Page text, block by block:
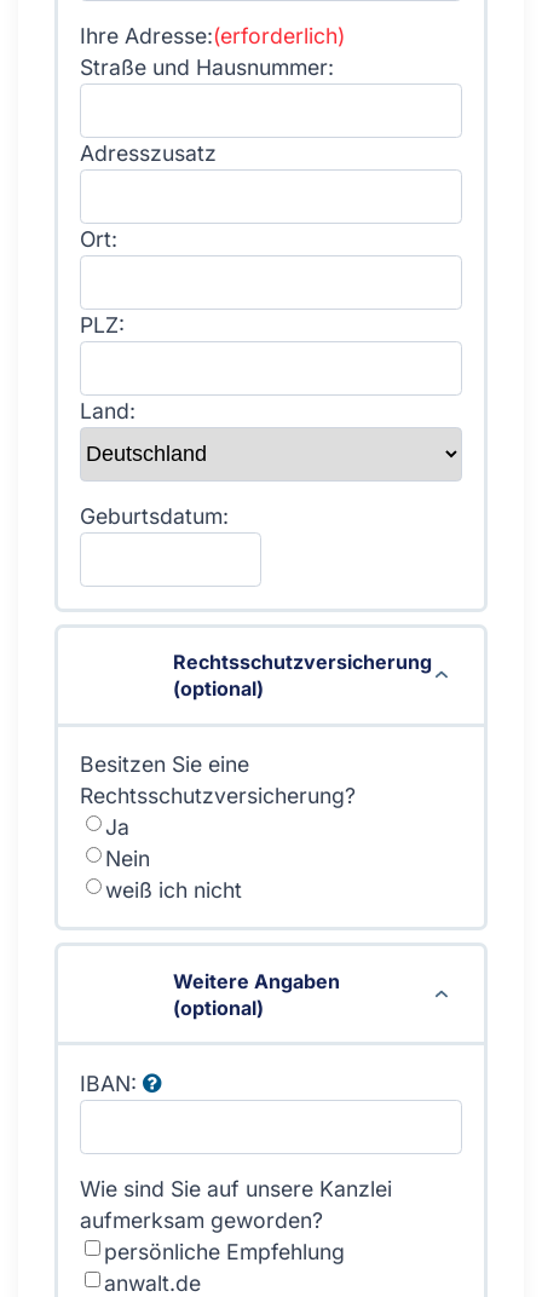
Ihre Adresse:(erforderlich)
Straße und Hausnummer:
Adresszusatz
Ort:
PLZ:
Land:
Geburtsdatum:
Rechtsschutzversicherung
(optional)
Besitzen Sie eine
Rechtsschutzversicherung?
Ja
Nein
weiß ich nicht
Weitere Angaben
(optional)
IBAN:
Wie sind Sie auf unsere Kanzlei
aufmerksam geworden?
persönliche Empfehlung
anwalt.de